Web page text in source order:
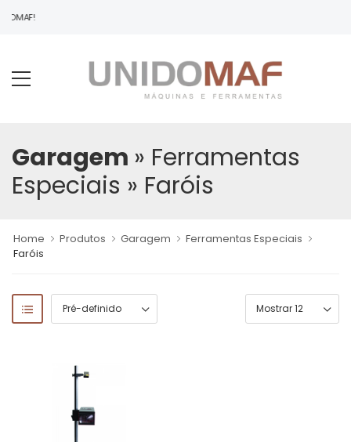
Garagem » Ferramentas
Especiais » Faróis
Home Produtos Garagem
Ferramentas Especiais
Faróis